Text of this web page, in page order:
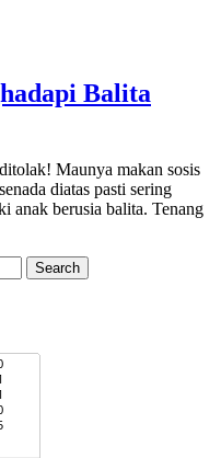
Balita
Maunya makan sosis
diatas pasti sering
anak berusia balita. Tenang